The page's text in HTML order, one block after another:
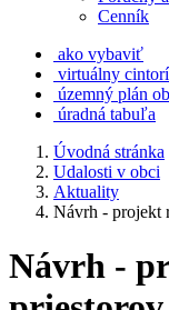
Cenník
ako vybaviť
virtuálny
územný plán
úradná tabuľa
Úvodná stránka
Udalosti v obci
Aktuality
Návrh - projekt
Návrh -